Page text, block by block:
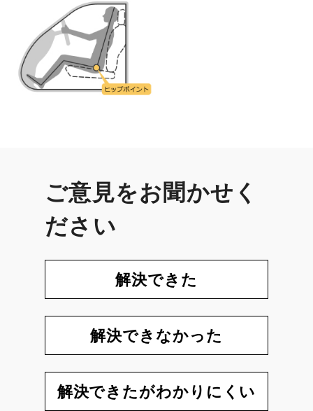
ご意見をお聞かせく
ださい
解決できた
解決できなかった
解決できたがわかりにくい